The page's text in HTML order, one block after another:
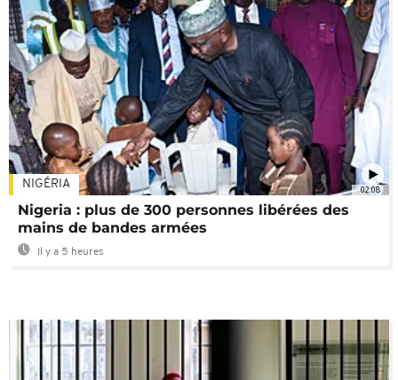
02:08
NIGÉRIA
Nigeria : plus de 300 personnes libérées des
mains de bandes armées
Il y a 5 heures